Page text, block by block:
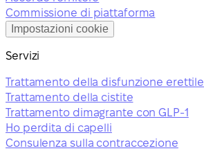
Commissione di piattaforma
Impostazioni cookie
Servizi
Trattamento della disfunzione erettile
Trattamento della cistite
Trattamento dimagrante con GLP-1
Ho perdita di capelli
Consulenza sulla contraccezione